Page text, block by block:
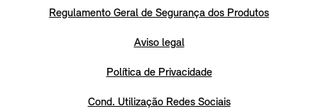
Regulamento Geral de Segurança dos Produtos
Aviso legal
Política de Privacidade
Cond. Utilização Redes Sociais